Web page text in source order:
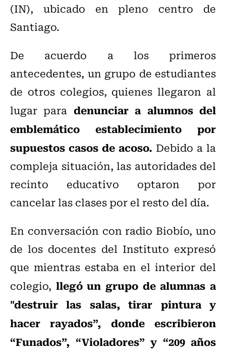
(IN), ubicado en pleno centro de
Santiago.
De acuerdo a los primeros
antecedentes, un grupo de estudiantes
de otros colegios, quienes llegaron al
lugar para denunciar a alumnos del
emblemático establecimiento por
supuestos casos de acoso. Debido a la
compleja situación, las autoridades del
recinto educativo optaron por
cancelar las clases por el resto del día.
En conversación con radio Biobío, uno
de los docentes del Instituto expresó
que mientras estaba en el interior del
colegio, llegó un grupo de alumnas a
"destruir las salas, tirar pintura y
hacer rayados”, donde escribieron
“Funados”, “Violadores” y “209 años